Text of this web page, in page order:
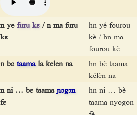
n yefuru kɛ/ n ma furu
kɛ
hn yé fourou
kè / hn ma
fourou kè
n bɛ taamala kelen na
hn bè taama
kélèn na
n ni … bɛ taamaɲɔgɔn
fɛ
hn ni … bè
taama nyogon